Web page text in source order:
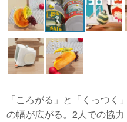
「ころがる」と「くっつ
の幅が広がる。2人での協